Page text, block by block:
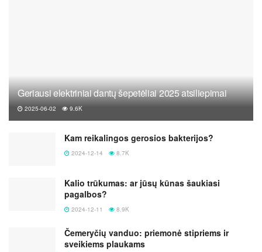
Geriausi elektriniai dantų šepetėliai 2025 atsiliepimai
2025-06-02 9.6K
Kam reikalingos gerosios bakterijos?
2024-12-14 8.7K
Kalio trūkumas: ar jūsų kūnas šaukiasi
pagalbos?
2024-12-11 8.9K
Čemeryčių vanduo: priemonė stipriems ir
sveikiems plaukams